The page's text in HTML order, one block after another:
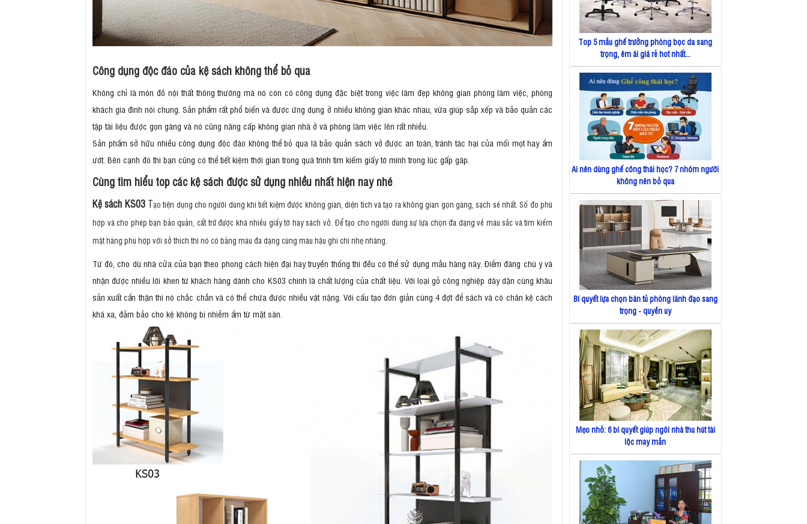
Công dụng độc đáo của kệ sách không thể bỏ qua
Không chỉ là món đồ nội thất thông thường mà nó còn có công dụng đặc biệt trong việc làm đẹp không gian phòng làm việc, phòng
khách gia đình nói chung. Sản phẩm rất phổ biến và được ứng dụng ở nhiều không gian khác nhau, vừa giúp sắp xếp và bảo quản các
tập tài liệu được gọn gàng và nó cũng nâng cấp không gian nhà ở và phòng làm việc lên rất nhiều.
Sản phẩm sở hữu nhiều công dụng độc đáo không thể bỏ qua là bảo quản sách vở được an toàn, tránh tác hại của mối mọt hay ẩm
ướt. Bên cạnh đó thì bạn cũng có thể tiết kiệm thời gian trong quá trình tìm kiếm giấy tờ mình trong lúc gấp gáp.
Cùng tìm hiểu top các kệ sách được sử dụng nhiều nhất hiện nay nhé
Kệ sách KS03Tạo tiện dụng cho người dùng khi tiết kiệm được không gian, diện tích và tạo ra không gian gọn gàng, sạch sẽ nhất. Số đo phù
hợp và cho phép bạn bảo quản, cất trữ được khá nhiều giấy tờ hay sách vở. Để tạo cho người dùng sự lựa chọn đa dạng về màu sắc và tìm kiếm
mặt hàng phù hợp với sở thích thì nó có bảng màu đa dạng cùng màu hậu ghi chì nhẹ nhàng.
Từ đó, cho dù nhà cửa của bạn theo phong cách hiện đại hay truyền thống thì đều có thể sử dụng mẫu hàng này. Điểm đáng chú ý và
nhận được nhiều lời khen từ khách hàng dành cho KS03 chính là chất lượng của chất liệu. Với loại gỗ công nghiệp dày dặn cùng khâu
sản xuất cẩn thận thì nó chắc chắn và có thể chứa được nhiều vật nặng. Với cấu tạo đơn giản cùng 4 đợt để sách và có chân kệ cách
khá xa, đảm bảo cho kệ không bị nhiễm ẩm từ mặt sàn.
Top 5 mẫu ghế trưởng phòng bọc da sang
trọng, êm ái giá rẻ hot nhất...
Ai nên dùng ghế công thái học? 7 nhóm người
không nên bỏ qua
Bí quyết lựa chọn bàn tủ phòng lãnh đạo sang
trọng - quyền uy
Mẹo nhỏ: 6 bí quyết giúp ngôi nhà thu hút tài
lộc may mắn